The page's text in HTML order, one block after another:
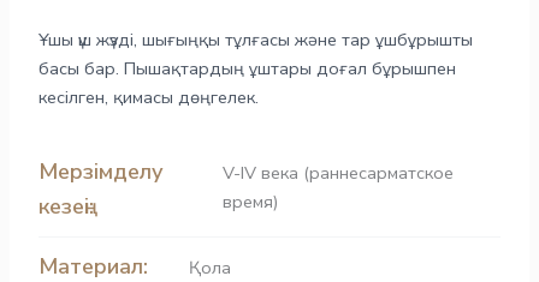
Ұшы үш жүзді, шығыңқы тұлғасы және тар ұшбұрышты
басы бар. Пышақтардың ұштары доғал бұрышпен
кесілген, қимасы дөңгелек.
Мерзімделу
кезеңі:
V-ІV века (раннесарматское
время)
Материал: Қола